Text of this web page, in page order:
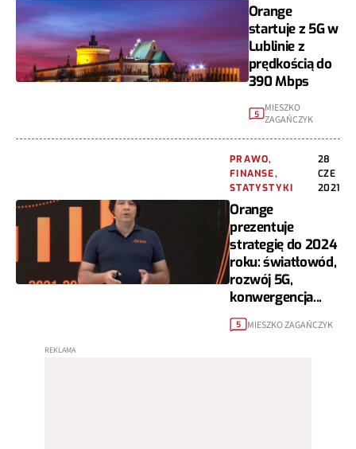
Orange
startuje z 5G w
Lublinie z
prędkością do
390 Mbps
5 MIESZKO
ZAGAŃCZYK
PRAWO,
FINANSE,
STATYSTYKI
28
CZE
2021
Orange
prezentuje
strategię do 2024
roku: światłowód,
rozwój 5G,
konwergencja...
5 MIESZKO ZAGAŃCZYK